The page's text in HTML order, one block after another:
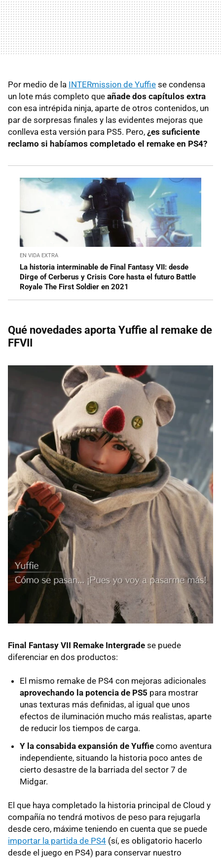
Por medio de la INTERmission de Yuffie se condensa
un lote más completo que añade dos capítulos extra
con esa intrépida ninja, aparte de otros contenidos, un
par de sorpresas finales y las evidentes mejoras que
conlleva esta versión para PS5. Pero, ¿es suficiente
reclamo si habíamos completado el remake en PS4?
EN VIDA EXTRA
La historia interminable de Final Fantasy VII: desde
Dirge of Cerberus y Crisis Core hasta el futuro Battle
Royale The First Soldier en 2021
Qué novedades aporta Yuffie al remake de
FFVII
Final Fantasy VII Remake Intergrade se puede
diferenciar en dos productos:
El mismo remake de PS4 con mejoras adicionales
aprovechando la potencia de PS5 para mostrar
unas texturas más definidas, al igual que unos
efectos de iluminación mucho más realistas, aparte
de reducir los tiempos de carga.
Y la consabida expansión de Yuffie como aventura
independiente, situando la historia poco antes de
cierto desastre de la barriada del sector 7 de
Midgar.
El que haya completado la historia principal de Cloud y
compañía no tendrá motivos de peso para rejugarla
desde cero, máxime teniendo en cuenta que se puede
importar la partida de PS4 (sí, es obligatorio hacerlo
desde el juego en PS4) para conservar nuestro